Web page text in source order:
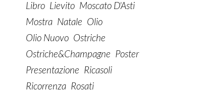
Libro Lievito Moscato D'Asti
Mostra Natale Olio
Olio Nuovo Ostriche
Ostriche&champagne Poster
Presentazione Ricasoli
Ricorrenza Rosati